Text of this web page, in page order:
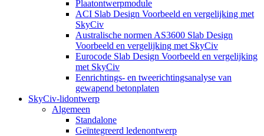
Plaatontwerpmodule
ACI Slab Design Voorbeeld en vergelijking met
SkyCiv
Australische normen AS3600 Slab Design
Voorbeeld en vergelijking met SkyCiv
Eurocode Slab Design Voorbeeld en vergelijking
met SkyCiv
Eenrichtings- en tweerichtingsanalyse van
gewapend betonplaten
SkyCiv-lidontwerp
Algemeen
Standalone
Geïntegreerd ledenontwerp